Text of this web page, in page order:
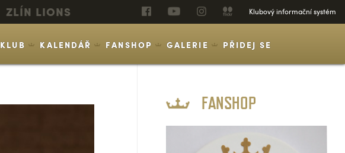
ZLÍN LIONS Klubový informační systém
KLUB KALENDÁŘ FANSHOP GALERIE PŘIDEJ SE
FANSHOP